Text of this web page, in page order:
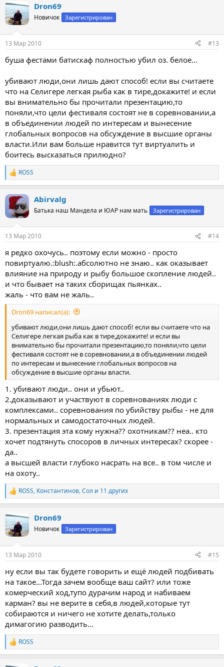
к
ц
и
Dron69
Новичок Зарегистрирован
13 Мар 2010 #13
буша фестами батискаф полностью убил оз. белое...
убивают люди,они лишь дают способ! если вы считаете
что на Селигере легкая рыба как в тире,докажите! и если
вы внимательно бы прочитали презентацию,то
поняли,что цели фестиваля состоят не в соревновании,а
в объединении людей по интересам и вынесение
глобальных вопросов на обсуждение в высшие органы
власти.Или вам больше нравится тут виртуалить и
боитесь высказаться прилюдно?
Р
е
к
ц
и
ROSS
Abirvalg
Батька наш Мандела и ЮАР нам мать Зарегистрирован
13 Мар 2010 #14
я редко охочусь.. поэтому если можно - просто
повиртуалю.:blush:.абсолютно не знаю.. как оказывает
влияние на природу и рыбу большое скопление людей..
и что бывает на таких сборищах пьянках..
жаль - что вам не жаль..
Dron69 написал(а):
убивают люди,они лишь дают способ! если вы считаете что на
Селигере легкая рыба как в тире,докажите! и если вы
внимательно бы прочитали презентацию,то поняли,что цели
фестиваля состоят не в соревновании,а в объединении людей
по интересам и вынесение глобальных вопросов на
обсуждение в высшие органы власти.
1. убивают люди.. они и убьют..
2.доказывают и участвуют в соревнованиях люди с
комплексами.. соревнования по убийству рыбы - не для
нормальных и самодостаточных людей.
3. презентация эта кому нужна?? охотникам?? неа.. кто
хочет подтянуть спосоров в личных интересах? скорее -
да..
а высшей власти глубоко насрать на все.. в том числе и
на охоту..
Р
е
к
ц
и
ROSS, Константинов,Сол и 11 других
Dron69
Новичок Зарегистрирован
13 Мар 2010 #15
ну если вы так будете говорить и ещё людей подбивать
на такое...Тогда зачем вообще ваш сайт? или тоже
комерческий ход,тупо дурачим народ и набиваем
карман? вы не верите в себя,в людей,которые тут
собираются и ничего не хотите делать,только
димагогию разводить...
Р
е
ROSS